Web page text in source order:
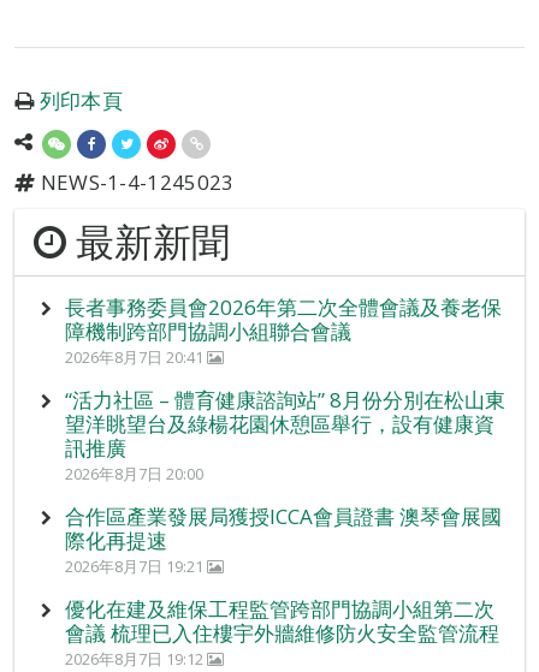
列印本頁
NEWS-1-4-1245023
最新新聞
長者事務委員會2026年第二次全體會議及養老保
障機制跨部門協調小組聯合會議
2026年8月7日 20:41
“活力社區 – 體育健康諮詢站” 8月份分別在松山東
望洋眺望台及綠楊花園休憩區舉行，設有健康資
訊推廣
2026年8月7日 20:00
合作區產業發展局獲授ICCA會員證書 澳琴會展國
際化再提速
2026年8月7日 19:21
優化在建及維保工程監管跨部門協調小組第二次
會議 梳理已入住樓宇外牆維修防火安全監管流程
2026年8月7日 19:12